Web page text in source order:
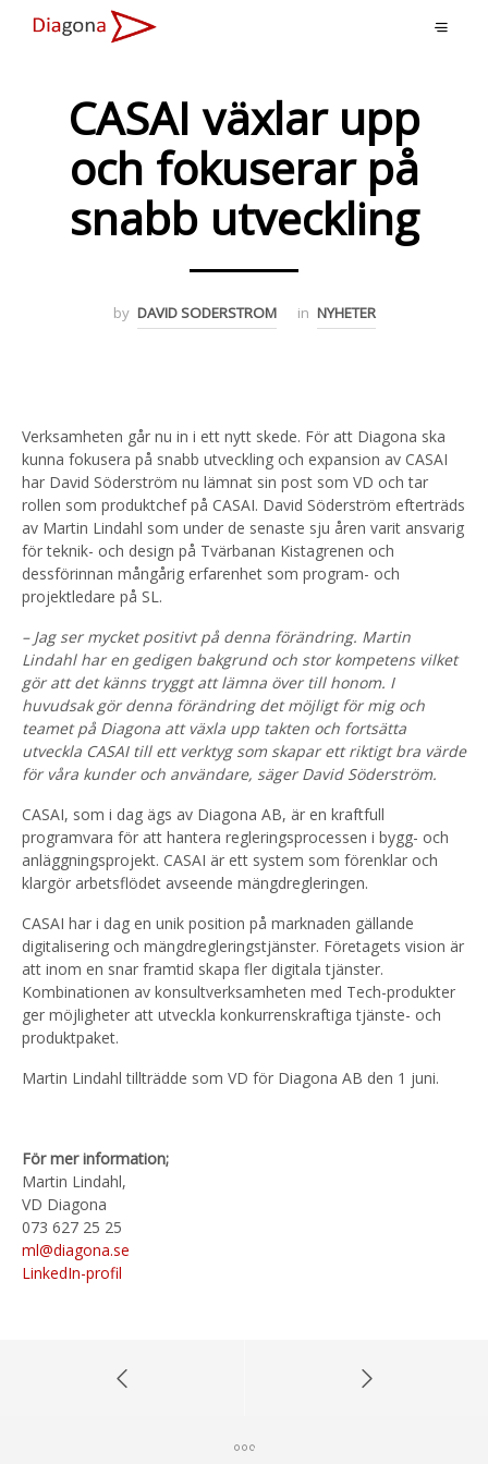
CASAI växlar upp
och fokuserar på
snabb utveckling
by DAVID SODERSTROM in NYHETER
Verksamheten går nu in i ett nytt skede. För att Diagona ska
kunna fokusera på snabb utveckling och expansion av CASAI
har David Söderström nu lämnat sin post som VD och tar
rollen som produktchef på CASAI. David Söderström efterträds
av Martin Lindahl som under de senaste sju åren varit ansvarig
för teknik- och design på Tvärbanan Kistagrenen och
dessförinnan mångårig erfarenhet som program- och
projektledare på SL.
– Jag ser mycket positivt på denna förändring. Martin
Lindahl har en gedigen bakgrund och stor kompetens vilket
gör att det känns tryggt att lämna över till honom. I
huvudsak gör denna förändring det möjligt för mig och
teamet på Diagona att växla upp takten och fortsätta
utveckla CASAI till ett verktyg som skapar ett riktigt bra värde
för våra kunder och användare, säger David Söderström.
CASAI, som i dag ägs av Diagona AB, är en kraftfull
programvara för att hantera regleringsprocessen i bygg- och
anläggningsprojekt. CASAI är ett system som förenklar och
klargör arbetsflödet avseende mängdregleringen.
CASAI har i dag en unik position på marknaden gällande
digitalisering och mängdregleringstjänster. Företagets vision är
att inom en snar framtid skapa fler digitala tjänster.
Kombinationen av konsultverksamheten med Tech-produkter
ger möjligheter att utveckla konkurrenskraftiga tjänste- och
produktpaket.
Martin Lindahl tillträdde som VD för Diagona AB den 1 juni.
För mer information;
Martin Lindahl,
VD Diagona
073 627 25 25
ml@diagona.se
LinkedIn-profil